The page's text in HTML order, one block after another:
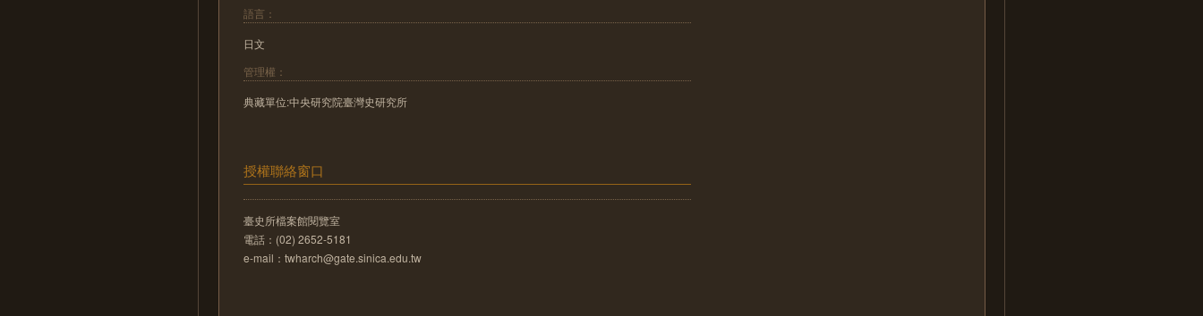
語言：
日文
管理權：
典藏單位:中央研究院臺灣史研究所
授權聯絡窗口
臺史所檔案館閱覽室
電話：(02) 2652-5181
e-mail：twharch@gate.sinica.edu.tw